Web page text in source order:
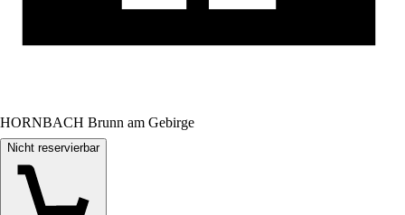
HORNBACH Brunn am Gebirge
Nicht reservierbar